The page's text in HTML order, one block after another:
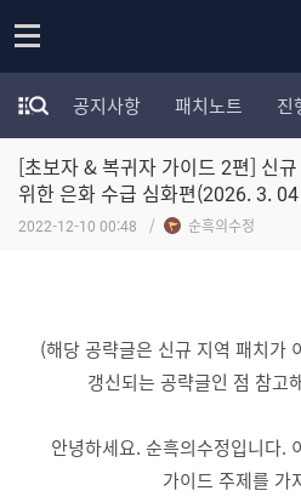
p
e
n
모
험
가
포
카
전
체
공지사항 패치노트 진
[초보자 & 복귀자 가이드 2편] 신
위한 은화 수급 심화편(2026. 3.
2022-12-10 00:48 순흑의수정
(해당 공략글은 신규 지역 패치가
갱신되는 공략글인 점 참고
안녕하세요. 순흑의수정입니다.
가이드 주제를 가